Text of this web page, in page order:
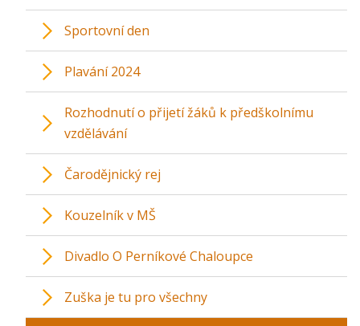
Sportovní den
Plavání 2024
Rozhodnutí o přijetí žáků k předškolnímu
vzdělávání
Čarodějnický rej
Kouzelník v MŠ
Divadlo O Perníkové Chaloupce
Zuška je tu pro všechny